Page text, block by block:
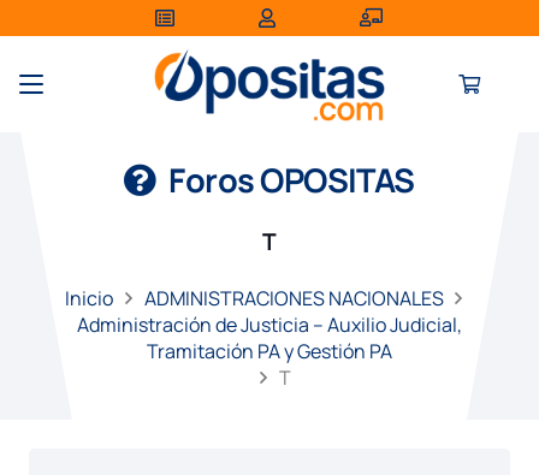
Foros OPOSITAS
T
Inicio
ADMINISTRACIONES NACIONALES
Administración de Justicia – Auxilio Judicial,
Tramitación PA y Gestión PA
T